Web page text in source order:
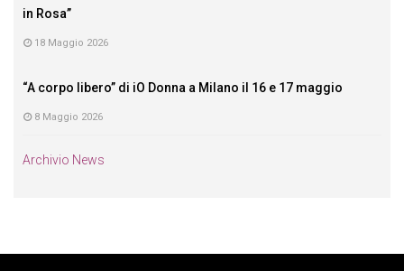
in Rosa”
18 Maggio 2026
“A corpo libero” di iO Donna a Milano il 16 e 17 maggio
8 Maggio 2026
Archivio News